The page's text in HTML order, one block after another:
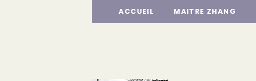
ACCUEIL MAITRE ZHANG